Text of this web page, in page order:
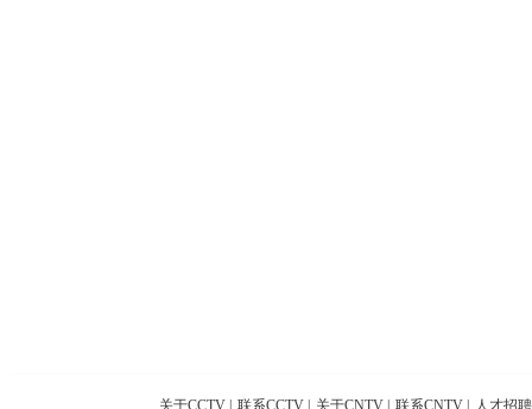
关于CCTV 联系CCTV 关于CNTV 联系CNTV 人才招聘